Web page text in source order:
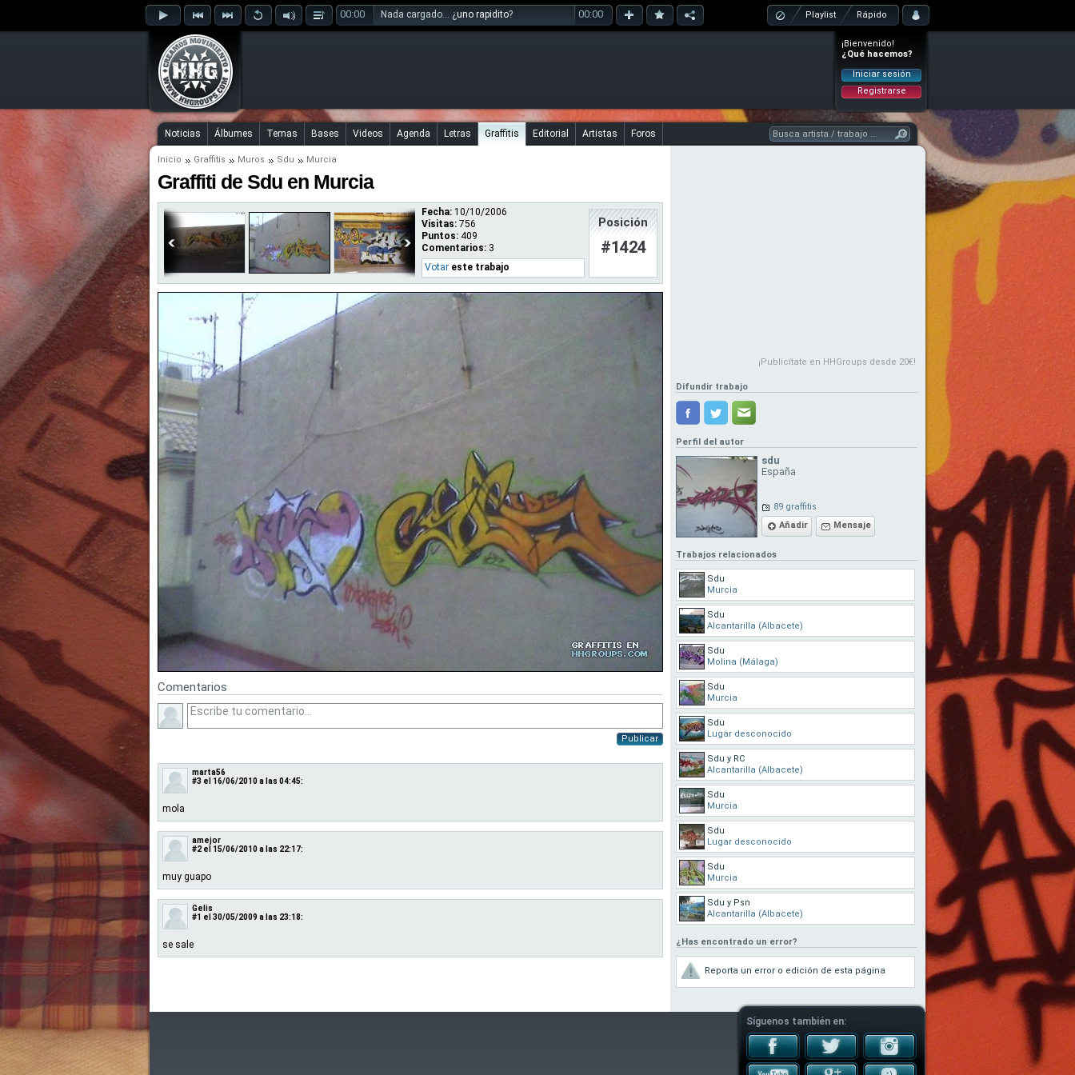
00:00 Nada cargado... ¿uno rapidito? 00:00 Playlist Rápido
¡Bienvenido!
¿Qué hacemos?
Iniciar sesión
Registrarse
Noticias Álbumes Temas Bases Videos Agenda Letras Graffitis Editorial Artistas Foros
Inicio Graffitis Muros Sdu Murcia
Graffiti de Sdu en Murcia
Fecha: 10/10/2006
Visitas: 756
Puntos: 409
Comentarios: 3
Votar este trabajo
Posición
#1424
Comentarios
Publicar
marta56
#3 el 16/06/2010 a las 04:45:
mola
amejor
#2 el 15/06/2010 a las 22:17:
muy guapo
Gelis
#1 el 30/05/2009 a las 23:18:
se sale
¡Publicítate en HHGroups desde 20€!
Difundir trabajo
Perfil del autor
sdu
España
89 graffitis
Añadir
Mensaje
Trabajos relacionados
Sdu
Murcia
Sdu
Alcantarilla (Albacete)
Sdu
Molina (Málaga)
Sdu
Murcia
Sdu
Lugar desconocido
Sdu y RC
Alcantarilla (Albacete)
Sdu
Murcia
Sdu
Lugar desconocido
Sdu
Murcia
Sdu y Psn
Alcantarilla (Albacete)
¿Has encontrado un error?
Reporta un error o edición de esta página
Síguenos también en: